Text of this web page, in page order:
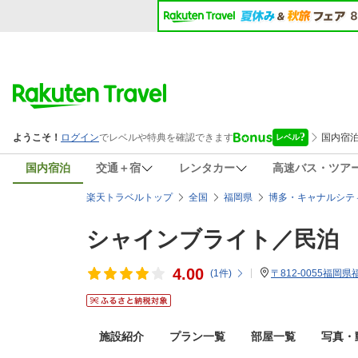
国内宿泊 交通＋宿 レンタカー 高速バス・ツア
楽天トラベルトップ 全国 福岡県 博多・キャナルシ
シャインブライト／民泊
4.00 (1件) 〒812-0055福岡県
施設紹介 プラン一覧 部屋一覧 写真・